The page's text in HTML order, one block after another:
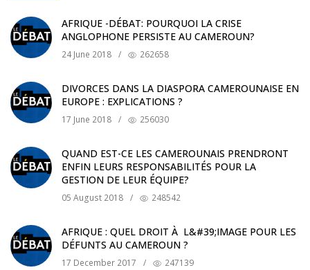
AFRIQUE -DÉBAT: POURQUOI LA CRISE
ANGLOPHONE PERSISTE AU CAMEROUN?
24 June 2018 / 262658
DIVORCES DANS LA DIASPORA CAMEROUNAISE EN
EUROPE : EXPLICATIONS ?
17 June 2018 / 256030
QUAND EST-CE LES CAMEROUNAIS PRENDRONT
ENFIN LEURS RESPONSABILITÉS POUR LA
GESTION DE LEUR ÉQUIPE?
05 August 2018 / 248542
AFRIQUE : QUEL DROIT À L&#39;IMAGE POUR LES
DÉFUNTS AU CAMEROUN ?
17 December 2017 / 247139